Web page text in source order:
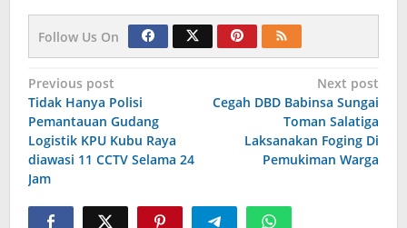
Follow Us On
Navigasi
pos
Previous post
Tidak Hanya Polisi
Pemantauan Gudang
Logistik KPU Kubu Raya
diawasi 11 CCTV Selama 24
Jam
Next post
Cegah DBD Babinsa Sungai
Toman Salatiga
Laksanakan Foging Di
Pemukiman Warga